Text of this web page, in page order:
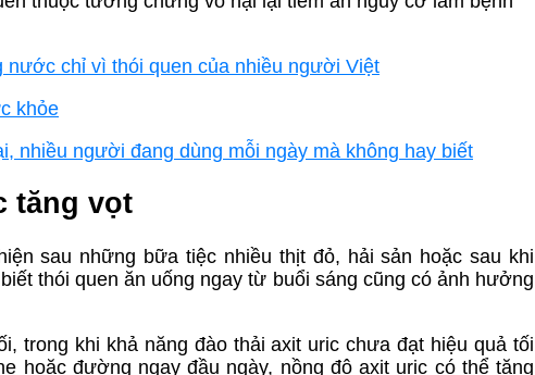
nước chỉ vì thói quen của nhiều người Việt
khỏe
nhiều người đang dùng mỗi ngày mà không hay biết
tăng vọt
sau những bữa tiệc nhiều thịt đỏ, hải sản hoặc sau khi
thói quen ăn uống ngay từ buổi sáng cũng có ảnh hưởng
trong khi khả năng đào thải axit uric chưa đạt hiệu quả tối
hoặc đường ngay đầu ngày, nồng độ axit uric có thể tăng